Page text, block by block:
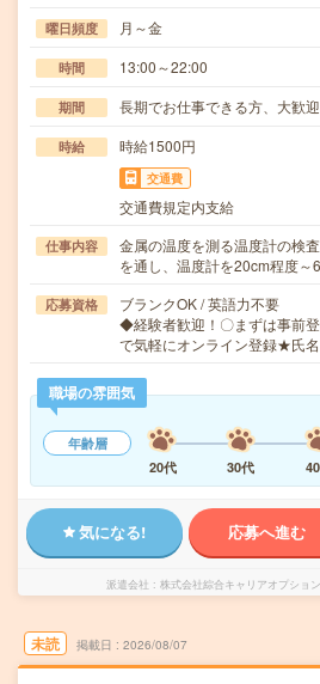
曜日頻度 月～金
時間 13:00～22:00
期間 長期でお仕事できる方、大歓迎
時給 時給1500円
交通費
交通費規定内支給
仕事内容
金属の温度を測る温度計の検
を通し、温度計を20cm程度
応募資格
ブランクOK / 英語力不要
◆経験者歓迎！〇まずは事前
で気軽にオンライン登録★氏
職場の雰囲気
年齢層
20代
30代
気になる! 応募へ進む
派遣会社 株式会社綜合キャリアオプショ
未読 掲載日 2026/08/07